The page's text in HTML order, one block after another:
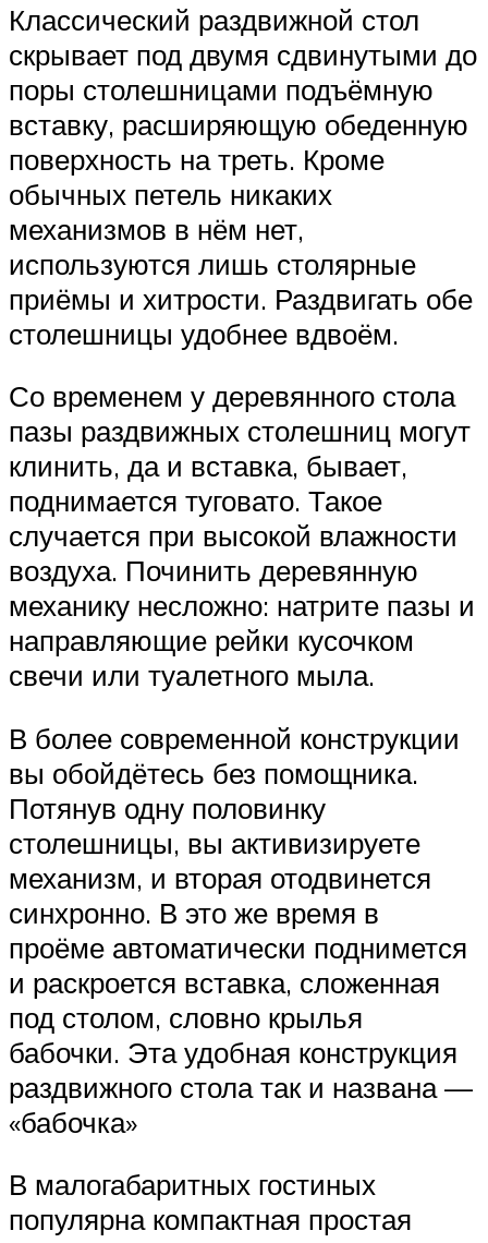
Классический раздвижной стол
скрывает под двумя сдвинутыми до
поры столешницами подъёмную
вставку, расширяющую обеденную
поверхность на треть. Кроме
обычных петель никаких
механизмов в нём нет,
используются лишь столярные
приёмы и хитрости. Раздвигать обе
столешницы удобнее вдвоём.
Со временем у деревянного стола
пазы раздвижных столешниц могут
клинить, да и вставка, бывает,
поднимается туговато. Такое
случается при высокой влажности
воздуха. Починить деревянную
механику несложно: натрите пазы и
направляющие рейки кусочком
свечи или туалетного мыла.
В более современной конструкции
вы обойдётесь без помощника.
Потянув одну половинку
столешницы, вы активизируете
механизм, и вторая отодвинется
синхронно. В это же время в
проёме автоматически поднимется
и раскроется вставка, сложенная
под столом, словно крылья
бабочки. Эта удобная конструкция
раздвижного стола так и названа —
«бабочка»
В малогабаритных гостиных
популярна компактная простая